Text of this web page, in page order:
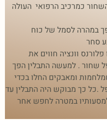
כמרכיב הרפואי העולה
במהרה לסמל של כוח
סחר
וונציה חווים את
שחור . למעשה התבלין הפך
ומאבקים החלו בכדי
.כל כך מבוקש היה התבלין עד
במטרה לחפש אחר